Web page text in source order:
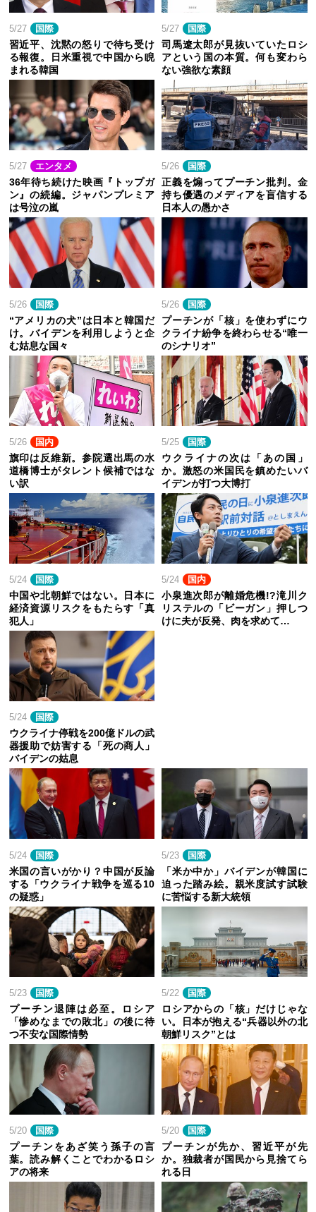
5/27 国際
習近平、沈黙の怒りで待ち受け
る報復。日米重視で中国から睨
まれる韓国
5/27 国際
司馬遼太郎が見抜いていたロシ
アという国の本質。何も変わら
ない強欲な素顔
5/27 エンタメ
36年待ち続けた映画『トップガ
ン』の続編。ジャパンプレミア
は号泣の嵐
5/26 国際
正義を煽ってプーチン批判。金
持ち優遇のメディアを盲信する
日本人の愚かさ
5/26 国際
“アメリカの犬”は日本と韓国だ
け。バイデンを利用しようと企
む姑息な国々
5/26 国際
プーチンが「核」を使わずにウ
クライナ紛争を終わらせる“唯一
のシナリオ”
5/26 国内
旗印は反維新。参院選出馬の水
道橋博士がタレント候補ではな
い訳
5/25 国際
ウクライナの次は「あの国」
か。激怒の米国民を鎮めたいバ
イデンが打つ大博打
5/24 国際
中国や北朝鮮ではない。日本に
経済資源リスクをもたらす「真
犯人」
5/24 国内
小泉進次郎が離婚危機!?滝川ク
リステルの「ビーガン」押しつ
けに夫が反発、肉を求めて…
5/24 国際
ウクライナ停戦を200億ドルの武
器援助で妨害する「死の商人」
バイデンの姑息
5/24 国際
米国の言いがかり？中国が反論
する「ウクライナ戦争を巡る10
の疑惑」
5/23 国際
「米か中か」バイデンが韓国に
迫った踏み絵。親米度試す試験
に苦悩する新大統領
5/23 国際
プーチン退陣は必至。ロシア
「惨めなまでの敗北」の後に待
つ不安な国際情勢
5/22 国際
ロシアからの「核」だけじゃな
い。日本が抱える“兵器以外の北
朝鮮リスク”とは
5/20 国際
プーチンをあざ笑う孫子の言
葉。読み解くことでわかるロシ
アの将来
5/20 国際
プーチンが先か、習近平が先
か。独裁者が国民から見捨てら
れる日